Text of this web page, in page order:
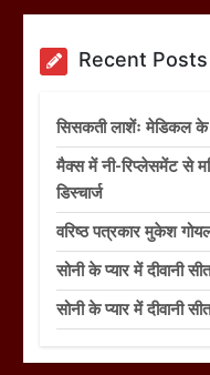
Recent Posts
सिसकती लाशेंः मेडिकल के
मैक्स में नी-रिप्लेसमेंट से
डिस्चार्ज
वरिष्ठ पत्रकार मुकेश
सोनी के प्यार में दीवानी
सोनी के प्यार में दीवानी